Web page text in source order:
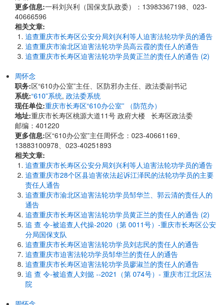
更多信息:一科刘兴利（国保支队政委）：13983367198、023-
40666596
相关文章:
追查重庆市长寿区公安分局刘兴利等人迫害法轮功学员的通告
追查重庆市渝北区迫害法轮功学员高云霞的责任人的通告
追查重庆市长寿区迫害法轮功学员黄正兰的责任人的通告 (2)
周怀念
职务:区“610办公室”主任、区防邪办主任、政法委副书记
系统:“610”系统, 政法委系统
现任单位:重庆市长寿区“610办公室” （防范办）
地址:重庆市长寿区桃源大道11号 政府大楼 长寿区政法委
邮编：401220
更多信息:区“610办公室”主任周怀念：023-40661169、
13883100978、023-40251893
相关文章:
追查重庆市长寿区公安分局刘兴利等人迫害法轮功学员的通告
追查重庆市28个区县迫害依法起诉江泽民的法轮功学员的主要
责任人通告
追查重庆市渝北区迫害法轮功学员邹华兰、郭云清的责任人的
通告
追查重庆市长寿区迫害法轮功学员黄正兰的责任人的通告 (2)
追 查 令-被追查人代操-2020（第 0011号）-重庆市长寿区公安
分局国保支队
追查重庆市长寿区迫害法轮功学员刘志民的责任人的通告
追查重庆市迫害法轮功学员邹华兰的责任人的通告
追查重庆市长寿区迫害法轮功学员廖淑兰的责任人的通告
追 查 令-被追查人刘懿 --2021（第 074号）- 重庆市江北区法
院